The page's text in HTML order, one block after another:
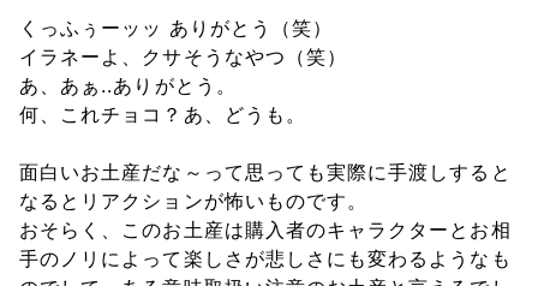
くっふぅーッッ ありがとう（笑）
イラネーよ、クサそうなやつ（笑）
あ、あぁ..ありがとう。
何、これチョコ？あ、どうも。
面白いお土産だな～って思っても実際に手渡しすると
なるとリアクションが怖いものです。
おそらく、このお土産は購入者のキャラクターとお相
手のノリによって楽しさが悲しさにも変わるようなも